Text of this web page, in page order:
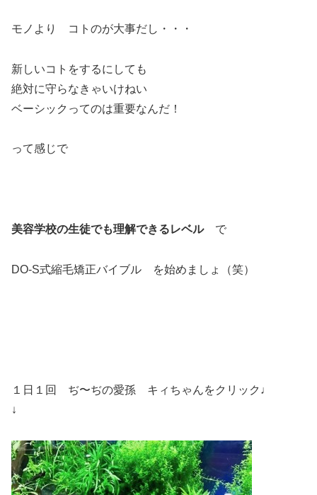
モノより コトのが大事だし・・・
新しいコトをするにしても
絶対に守らなきゃいけねい
ベーシックってのは重要なんだ！
って感じで
美容学校の生徒でも理解できるレベル で
DO-S式縮毛矯正バイブル を始めましょ（笑）
１日１回 ぢ〜ぢの愛孫 キィちゃんをクリック♩
↓